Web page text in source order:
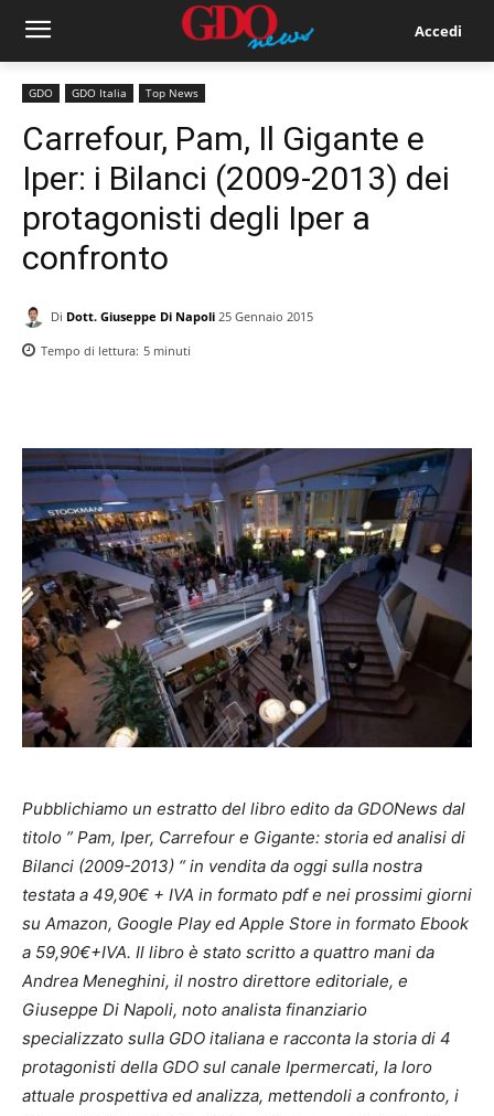
Accedi
GDO GDO Italia Top News
Carrefour, Pam, Il Gigante e
Iper: i Bilanci (2009-2013) dei
protagonisti degli Iper a
confronto
Di Dott. Giuseppe Di Napoli 25 Gennaio 2015
Tempo di lettura: 5 minuti
Pubblichiamo un estratto del libro edito da GDONews dal
titolo ” Pam, Iper, Carrefour e Gigante: storia ed analisi di
Bilanci (2009-2013) “in vendita da oggi sulla nostra
testata a 49,90€ + IVA in formato pdf e nei prossimi giorni
su Amazon, Google Play ed Apple Store in formato Ebook
a 59,90€+IVA. Il libro è stato scritto a quattro mani da
Andrea Meneghini, il nostro direttore editoriale, e
Giuseppe Di Napoli, noto analista finanziario
specializzato sulla GDO italiana e racconta la storia di 4
protagonisti della GDO sul canale Ipermercati, la loro
attuale prospettiva ed analizza, mettendoli a confronto, i